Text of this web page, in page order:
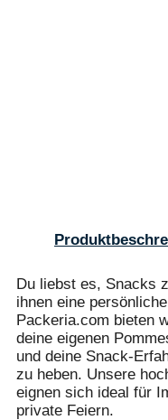
Du liebst es, Snacks
ihnen eine
Packeria.com bieten
deine eigenen
und deine Snack-
zu heben. Unsere
eignen sich ideal für
private Feiern.